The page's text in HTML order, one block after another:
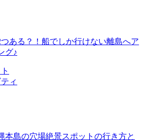
ある？！船でしか行けない離島へア
グ♪
ィ
本島の穴場絶景スポットの行き方と